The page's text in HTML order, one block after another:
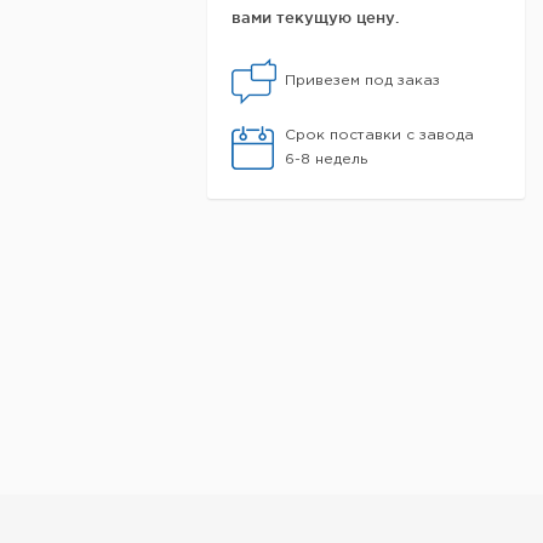
вами текущую цену.
Привезем под заказ
Срок поставки с завода
6-8 недель